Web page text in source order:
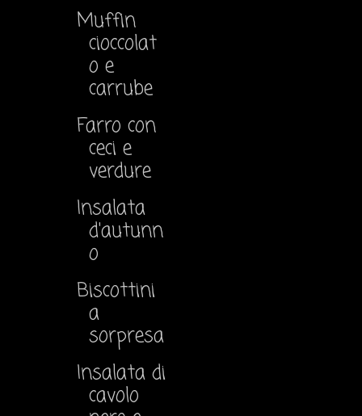
Muffin
cioccolat
o e
carrube
Farro con
ceci e
verdure
Insalata
d'autunn
o
Biscottini
a
sorpresa
Insalata di
cavolo